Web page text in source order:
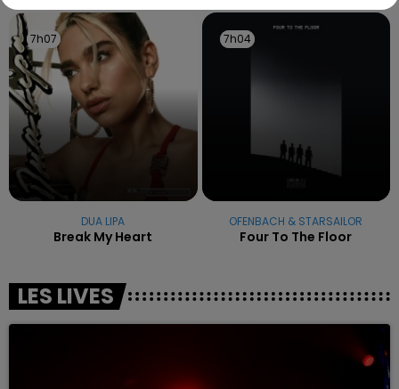
7h07
7h07
DUA LIPA
Break My Heart
7h04
7h04
OFENBACH & STARSAILOR
Four To The Floor
LES LIVES